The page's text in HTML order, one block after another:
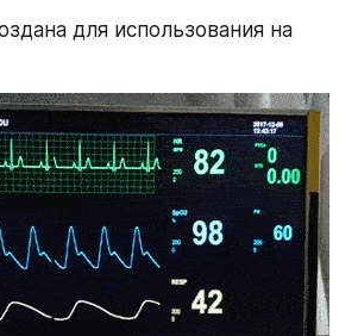
для использования на